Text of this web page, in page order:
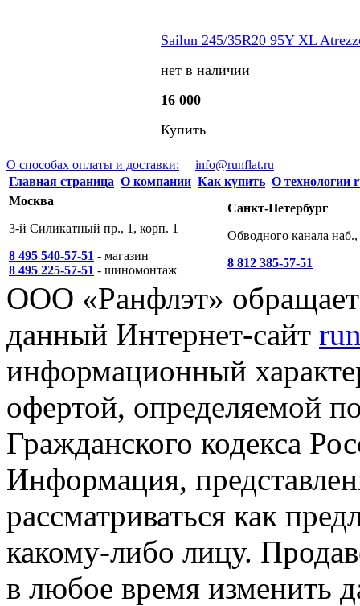
Sailun 245/35R20 95Y XL
нет в наличии
16 000
Купить
О способах оплаты и доставки:
info@runflat.ru
Главная страница О компании Как купить О технологии
Москва
3-й Силикатный пр., 1, корп. 1
8 495 540-57-51 - магазин
8 495 225-57-51 - шиномонтаж
Санкт-Петербург
Обводного канала
8 812 385-57-51
ООО «Ранфлэт»
данный Интернет-сайт
информационный
офертой, определяемой
Гражданского кодекса
Информация,
рассматриваться как
какому-либо лицу.
в любое время изменить